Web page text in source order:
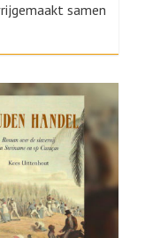
samen